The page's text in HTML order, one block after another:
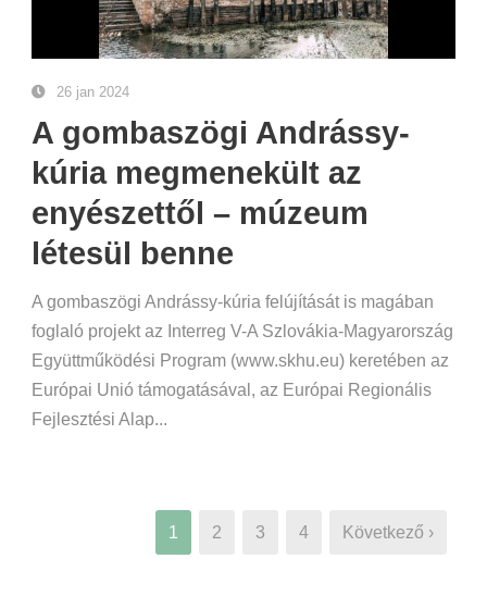
26 jan 2024
A gombaszögi Andrássy-
kúria megmenekült az
enyészettől – múzeum
létesül benne
A gombaszögi Andrássy-kúria felújítását is magában
foglaló projekt az Interreg V-A Szlovákia-Magyarország
Együttműködési Program (www.skhu.eu) keretében az
Európai Unió támogatásával, az Európai Regionális
Fejlesztési Alap...
1 2 3 4 Következő ›